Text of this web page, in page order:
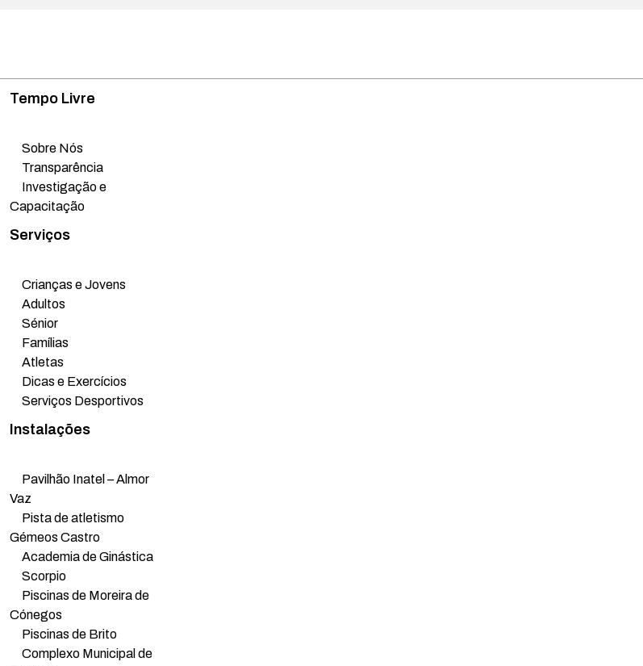
Tempo Livre
Sobre Nós
Transparência
Investigação e
Capacitação
Serviços
Crianças e Jovens
Adultos
Sénior
Famílias
Atletas
Dicas e Exercícios
Serviços Desportivos
Instalações
Pavilhão Inatel – Almor
Vaz
Pista de atletismo
Gémeos Castro
Academia de Ginástica
Scorpio
Piscinas de Moreira de
Cónegos
Piscinas de Brito
Complexo Municipal de